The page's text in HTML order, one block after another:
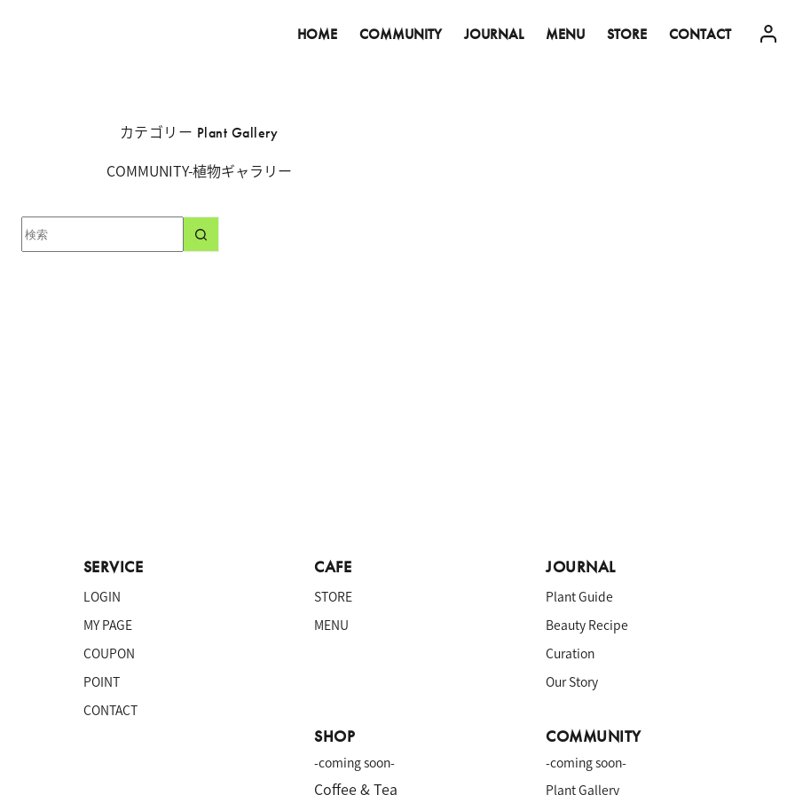
HOME COMMUNITY JOURNAL MENU STORE CONTACT
カテゴリー Plant Gallery
COMMUNITY-植物ギャラリー
結
果
SERVICE
LOGIN
MY PAGE
COUPON
POINT
CONTACT
CAFE
STORE
MENU
JOURNAL
Plant Guide
Beauty Recipe
Curation
Our Story
SHOP
-coming soon-
Coffee & Tea
COMMUNITY
-coming soon-
Plant Gallery